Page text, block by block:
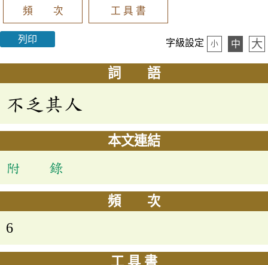
頻 次 工 具 書
列印 字級設定 小 中 大
詞 語
不乏其人
本文連結
附 錄
頻 次
6
工 具 書